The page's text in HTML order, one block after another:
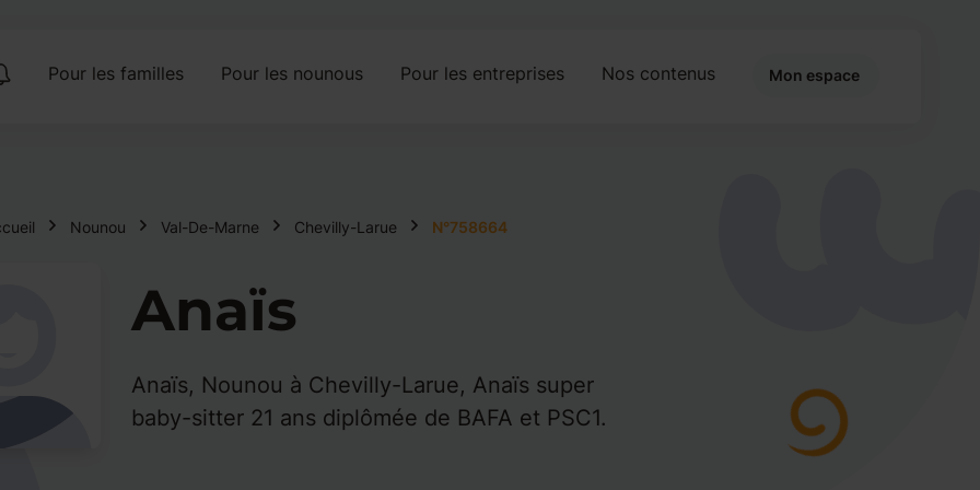
Pour les familles Pour les nounous Pour les entreprises Nos contenus Mon espace
Nounou Val-De-Marne Chevilly-Larue N°758664
Anaïs
Anaïs, Nounou à Chevilly-Larue, Anaïs super
baby-sitter 21 ans diplômée de BAFA et PSC1.